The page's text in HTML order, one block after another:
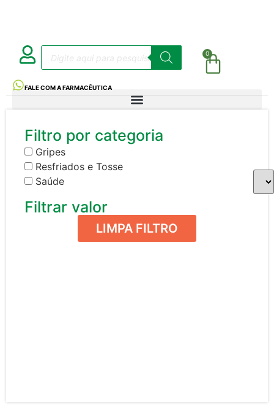
0
FALE COM A FARMACÊUTICA
Filtro por categoria
Gripes
Resfriados e Tosse
Saúde
Filtrar valor
LIMPA FILTRO